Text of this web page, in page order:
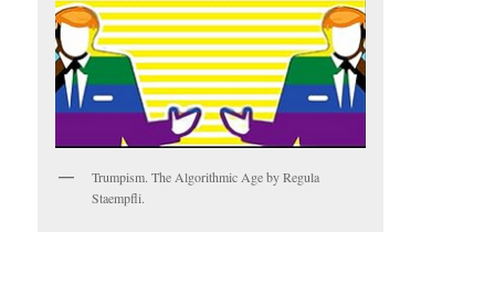
Trumpism. The Algorithmic Age by Regula
Staempfli.